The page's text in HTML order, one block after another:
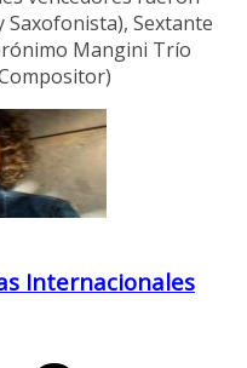
Saxofonista), Sextante
Mangini Trío
Internacionales